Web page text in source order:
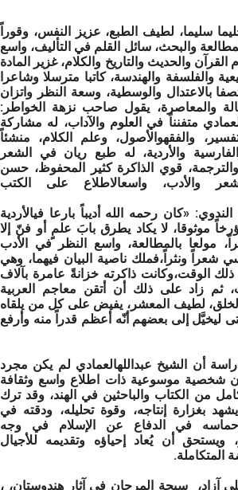
سليما، لطيف الطبع، عزيز النفس، وقوراً
والبحث، سائل القلم في التأليف، واسع
والحديث والتاريخ والكلام، غزير المادة
والفلسفة والهندسة، كاتبا مترسلا وشاعرا
بالاعتدال والوسطية، وسعة النظر واتزان
والمعاصرة، يقول صاحب نزهة الخواطر:
متفنناً في العلوم والآداب، له مشاركة
والفقهوالأصول، وعلم الكلام، منشئاً
والأردية، له طبع ريان في الشعر
قوي الذاكرة كثير المحفوظ، حسن
والأدب، واسعالاطلاع على الكتب
«كان رحمه الله أديباً بارعا فيالأردية
موثوقا، لا يكاد يطرق بابَ علمٍ أو فنّ إلا
مولعا بالمطالعة، واسع النظر في الأدب
شعراً ونثراً،فملك ناصية البيان فيهما، وهي
الوقت،وكانت ذاكرته خزانةً عامرة بآلاف
ثم زاد على ذلك أن أتقن معاجم العربية
لطيف المعشر، يفيض على كل من يلقاه
ليخيَّل إلى بعضهم أنّه أعظم قدراً منه وأرفع
أن الشيخ عبداللهالعمادي لم يكن مجرد
شخصية موسوعية ذات اطلاع واسع وثقافة
من الكتاب والباحثين في الهند، وقد ترك
يشهد بغزارة إنتاجه، وقوة تحليله، ودقته في
وحماسه في الدفاع عن الإسلام في وجه
ويستحق أن يُعاد إحياؤه وتقديمه للأجيال
المتكاملة.
علي آزاد، سبحة المرجان في آثار هندوستان، ،